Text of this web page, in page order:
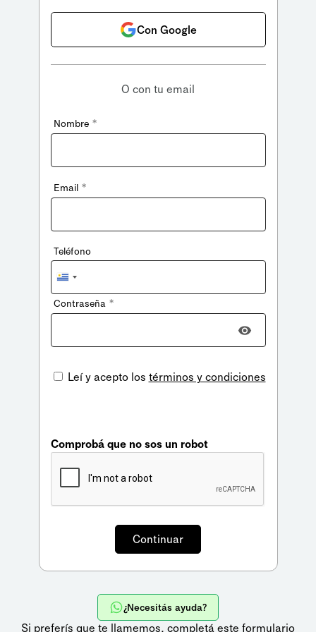
Con Google
O con tu email
Nombre *
Email *
Teléfono
Uruguay
+598
Contraseña *
Leí y acepto los términos y condiciones
Comprobá que no sos un robot
¿Necesitás ayuda?
Si preferís que te llamemos, completá este formulario